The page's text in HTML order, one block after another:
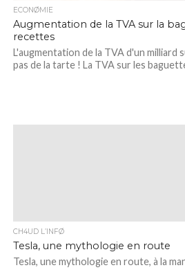
ECONØMIE
Augmentation de la TVA sur la
recettes
L'augmentation de la TVA d'un milliard
pas de la tarte ! La TVA sur les
CH4UD L’INFØ
Tesla, une mythologie en route
Tesla, une mythologie en route, à la